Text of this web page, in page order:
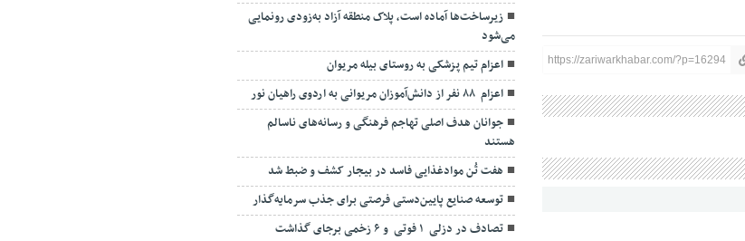
https://zariwarkhabar.com/?p=16294
زیرساخت‌ها آماده است، پلاک منطقه آزاد به‌زودی رونمایی
می‌شود
اعزام تیم پزشکی به روستای بیله مریوان
اعزام ۸۸ نفر از دانش‌آموزان مریوانی به اردوی راهیان نور
جوانان هدف اصلی تهاجم فرهنگی و رسانه‌های ناسالم
هستند
هفت تُن موادغذایی فاسد در بیجار کشف و ضبط شد
توسعه صنایع پایین‌دستی فرصتی برای جذب سرمایه‌گذار
تصادف در دزلی ۱ فوتی و ۶ زخمی برجای گذاشت